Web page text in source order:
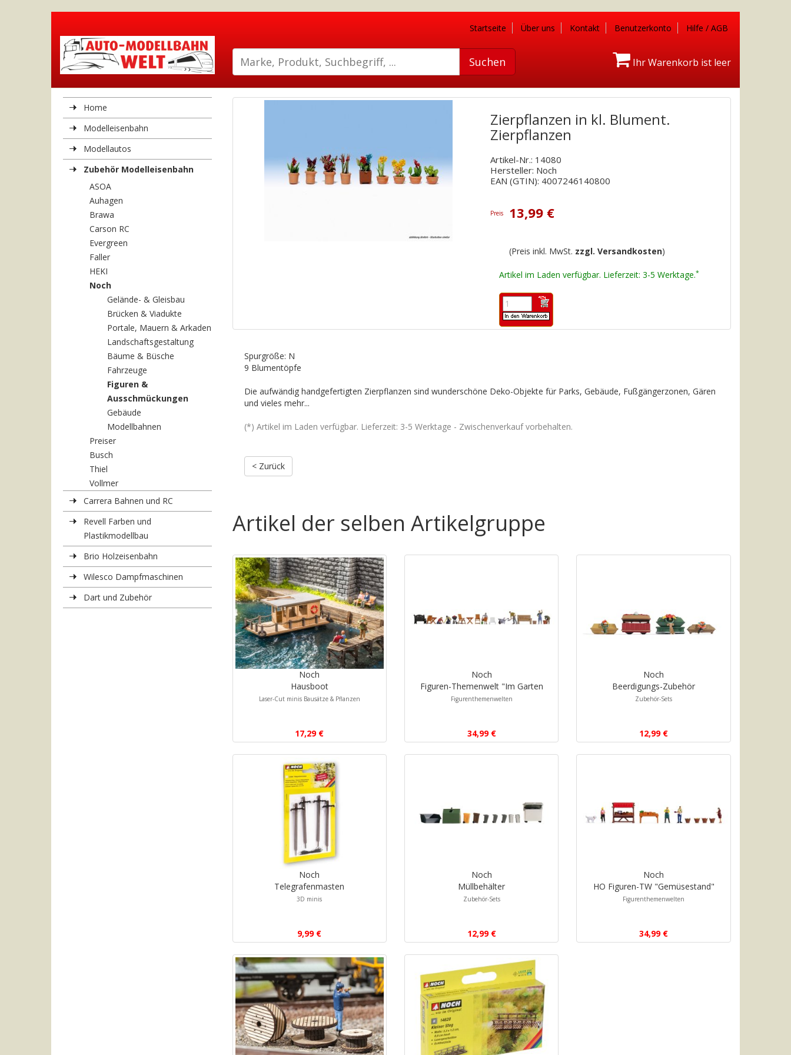
Startseite Über uns Kontakt Benutzerkonto Hilfe / AGB
Ihr Warenkorb ist leer
Home
Modelleisenbahn
Modellautos
Zubehör Modelleisenbahn
ASOA
Auhagen
Brawa
Carson RC
Evergreen
Faller
HEKI
Noch
Gelände- & Gleisbau
Brücken & Viadukte
Portale, Mauern & Arkaden
Landschaftsgestaltung
Bäume & Büsche
Fahrzeuge
Figuren &
Ausschmückungen
Gebäude
Modellbahnen
Preiser
Busch
Thiel
Vollmer
Carrera Bahnen und RC
Revell Farben und
Plastikmodellbau
Brio Holzeisenbahn
Wilesco Dampfmaschinen
Dart und Zubehör
Zierpflanzen in kl. Blument.
Zierpflanzen
Artikel-Nr.: 14080
Hersteller: Noch
EAN (GTIN): 4007246140800
Preis 13,99 €
(Preis inkl. MwSt. zzgl. Versandkosten)
Artikel im Laden verfügbar. Lieferzeit: 3-5 Werktage.*
Spurgröße: N
9 Blumentöpfe
Die aufwändig handgefertigten Zierpflanzen sind wunderschöne Deko-Objekte für Parks, Gebäude, Fußgängerzonen, Gären
und vieles mehr...
(*) Artikel im Laden verfügbar. Lieferzeit: 3-5 Werktage - Zwischenverkauf vorbehalten.
< Zurück
Artikel der selben Artikelgruppe
Noch
Hausboot
Laser-Cut minis Bausätze & Pflanzen
17,29 €
Noch
Figuren-Themenwelt "Im Garten
Figurenthemenwelten
34,99 €
Noch
Beerdigungs-Zubehör
Zubehör-Sets
12,99 €
Noch
Telegrafenmasten
3D minis
9,99 €
Noch
Müllbehälter
Zubehör-Sets
12,99 €
Noch
HO Figuren-TW "Gemüsestand"
Figurenthemenwelten
34,99 €